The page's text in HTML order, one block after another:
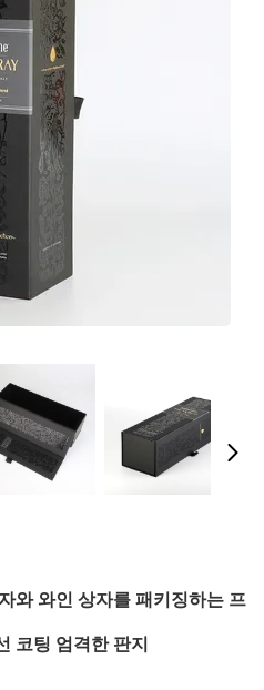
와 와인 상자를 패키징하는 프
코팅 엄격한 판지